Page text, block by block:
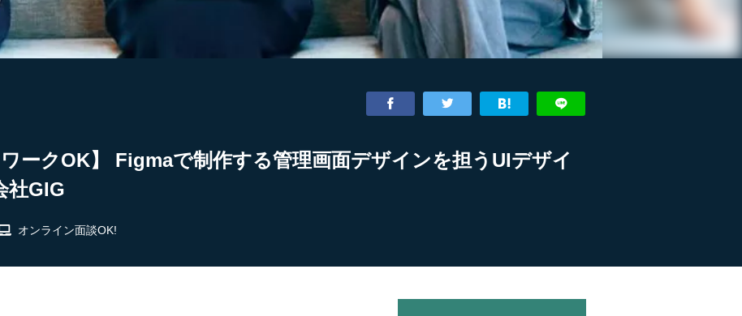
ワークOK】 Figmaで制作する管理画面デザインを担うUIデザイ
社GIG
オンライン面談OK!